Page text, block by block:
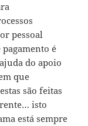
pessoal
é
do apoio
que
são feitas
isto
está sempre